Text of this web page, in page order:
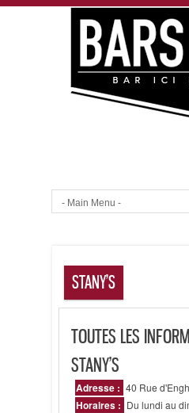
STANY’S
TOUTES LES
STANY’S
Adresse : 40 Rue
Horaires : Du lundi au